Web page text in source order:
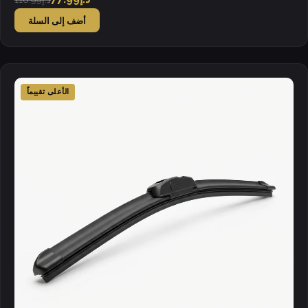
أضف إلى السلة
الأعلى تقييماً